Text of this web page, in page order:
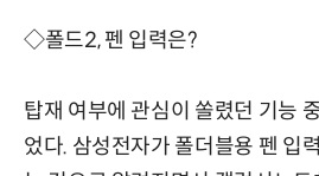
◇폴드2, 펜 입력은?
탑재 여부에 관심이 쏠렸던 기능
었다. 삼성전자가 폴더블용 펜 입